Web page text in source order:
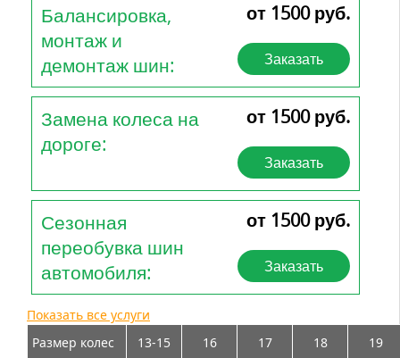
Балансировка,
монтаж и
демонтаж шин:
от 1500 руб.
Заказать
Замена колеса на
дороге:
от 1500 руб.
Заказать
Сезонная
переобувка шин
автомобиля:
от 1500 руб.
Заказать
Показать все услуги
Размер колес
13-15 16 17 18 19